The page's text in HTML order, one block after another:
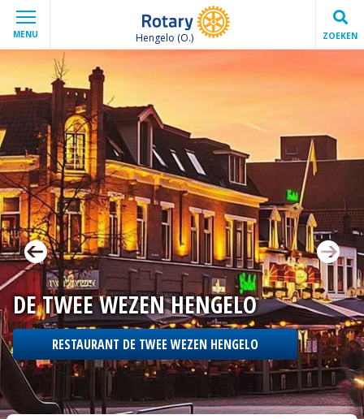
MENU Hengelo (O.) ZOEKEN
DE TWEE WEZEN HENGELO
RESTAURANT DE TWEE WEZEN HENGELO